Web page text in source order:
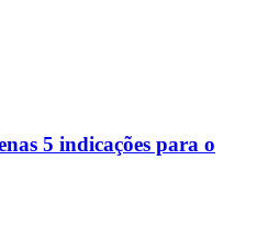
5 indicações para o